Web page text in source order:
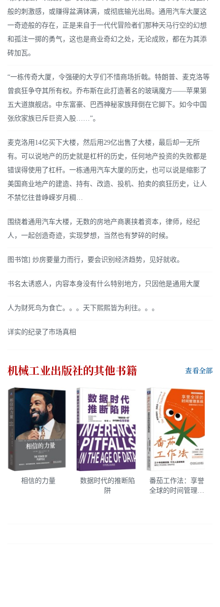
般的刺激感，或赚得盆满钵满，或彻底输光出局。通用汽车大厦这
一奇迹般的存在，正是来自于一代代冒险者们那种天马行空的幻想
和孤注一掷的勇气，这也是商业奇幻之处，无论成败，都在为其添
砖加瓦。
“一栋传奇大厦，令强硬的大亨们不惜商场折戟。特朗普、麦克洛等
曾疯狂争夺其所有权。乔布斯在此打造著名的玻璃魔方——苹果第
五大道旗舰店。中东富豪、巴西神秘家族拜倒在它脚下。如今中国
张欣家族已斥巨资入股……”。
麦克洛用14亿买下大楼，然后用29亿出售了大楼，最后却一无所
有。可以说地产的历史就是杠杆的历史，任何地产投资的失败都是
错误得使用了杠杆。一栋通用汽车大厦的历史，也可以说是缩影了
美国商业地产的建造、持有、改造、投机、拍卖的疯狂历史，让人
不禁忆往昔峥嵘岁月稠…
围绕着通用汽车大楼，无数的房地产商裹挟着资本，律师，经纪
人，一起创造奇迹，实现梦想，当然也有梦碎的时候。
图书馆] 炒房要量力而行，要会识别经济趋势，见好就收。
书名太诱惑人，内容本身没有什么特别地方，只因他是通用大厦
人为财死鸟为食亡。。。天下熙熙皆为利往。。。
详实的纪录了市场真相
机械工业出版社的其他书籍 查看全部
相信的力量
数据时代的推断陷
阱
番茄工作法：享誉
全球的时间管理系